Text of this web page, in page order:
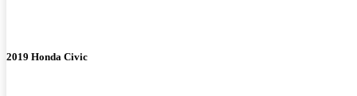
2019 Honda Civic